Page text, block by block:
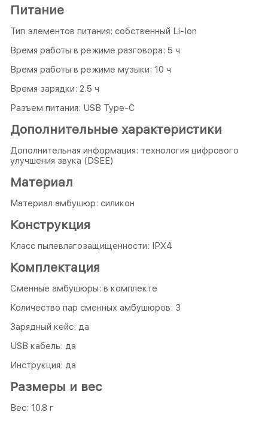
Питание
Тип элементов питания: собственный Li-Ion
Время работы в режиме разговора: 5 ч
Время работы в режиме музыки: 10 ч
Время зарядки: 2.5 ч
Разъем питания: USB Type-C
Дополнительные характеристики
Дополнительная информация: технология цифрового
улучшения звука (DSEE)
Материал
Материал амбушюр: силикон
Конструкция
Класс пылевлагозащищенности: IPX4
Комплектация
Сменные амбушюры: в комплекте
Количество пар сменных амбушюров: 3
Зарядный кейс: да
USB кабель: да
Инструкция: да
Размеры и вес
Вес: 10.8 г